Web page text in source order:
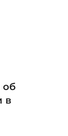
об
в